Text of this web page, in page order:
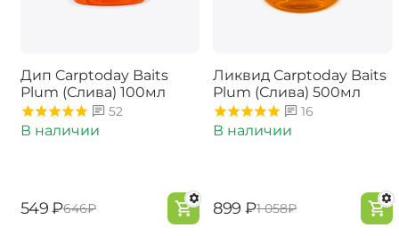
Дип Carptoday Baits
Plum (Слива) 100мл
52
В наличии
‍549‍ ₽‍646‍₽
Ликвид Carptoday Baits
Plum (Слива) 500мл
16
В наличии
‍899‍ ₽‍1 058‍₽